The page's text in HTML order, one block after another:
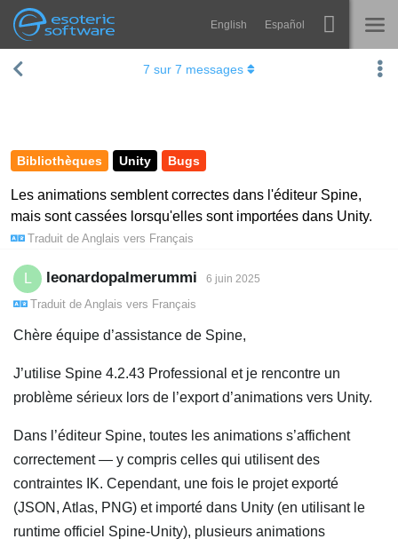
Esoteric Software
Navigation English Español
ACCUEIL
CONTACT
Spine
Galerie
Apprendre
Acheter
Bibliothèques Unity Bugs
Les animations semblent correctes dans l'éditeur Spine,
mais sont cassées lorsqu'elles sont importées dans Unity.
Traduit de Anglais vers Français
7 sur 7 messages
leonardopalmerummi 6 juin 2025
Traduit de Anglais vers Français
Chère équipe d’assistance de Spine,
J’utilise Spine 4.2.43 Professional et je rencontre un
problème sérieux lors de l’export d’animations vers Unity.
Dans l’éditeur Spine, toutes les animations s’affichent
correctement — y compris celles qui utilisent des
contraintes IK. Cependant, une fois le projet exporté
(JSON, Atlas, PNG) et importé dans Unity (en utilisant le
runtime officiel Spine-Unity), plusieurs animations